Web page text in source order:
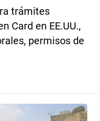
trámites
Card en EE.UU.,
permisos de